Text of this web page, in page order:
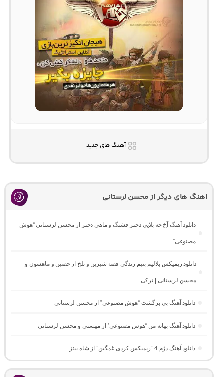
آهنگ های جدید
اهنگ های دیگر از محسن لرستانی
دانلود آهنگ آخ چه بلایی دختر قشنگ و ماهی دختر از محسن لرستانی “هوش
مصنوعی”
دانلود ریمیکس بلالیم بنیم زندگی قصه شیرین و تلخ از حصین و ماهسون و
محسن لرستانی | ترکی
دانلود آهنگ بی برگشت “هوش مصنوعی” از محسن لرستانی
دانلود آهنگ بهانه من “هوش مصنوعی” از مهستی و محسن لرستانی
دانلود آهنگ دژم 4 “ریمیکس کردی غمگین” از شاه بیتز